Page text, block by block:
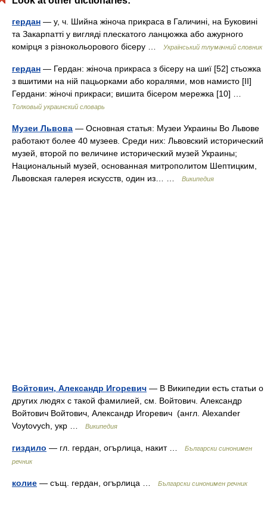
гердан — у, ч. Шийна жіноча прикраса в Галичині, на Буковині
та Закарпатті у вигляді плескатого ланцюжка або ажурного
комірця з різнокольорового бісеру …
Український тлумачний словник
гердан — Гердан: жіноча прикраса з бісеру на шиї [52] стьожка
з вшитими на ній пацьорками або коралями, мов намисто [II]
Гердани: жіночі прикраси; вишита бісером мережка [10] …
Толковый украинский словарь
Музеи Львова — Основная статья: Музеи Украины Во Львове
работают более 40 музеев. Среди них: Львовский исторический
музей, второй по величине исторический музей Украины;
Национальный музей, основанная митрополитом Шептицким,
Львовская галерея искусств, один из… …
Википедия
Войтович, Александр Игоревич — В Википедии есть статьи о
других людях с такой фамилией, см. Войтович. Александр
Войтович Войтович, Александр Игоревич (англ. Alexander
Voytovych, укр …
Википедия
гиздило — гл. гердан, огърлица, накит …
Български синонимен
речник
колие — същ. гердан, огърлица … Български синонимен речник